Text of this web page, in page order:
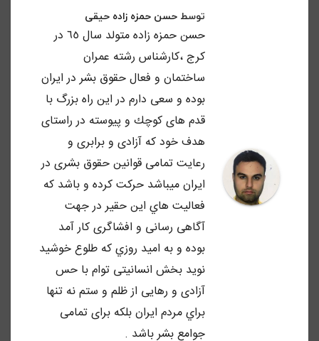
توسط حسن حمزه زاده حیقی
حسن حمزه زاده متولد سال ٦٥ در
كرج ،كارشناس رشته عمران
ساختمان و فعال حقوق بشر در ايران
بوده و سعى دارم در اين راه بزرگ با
قدم هاى كوچك و پيوسته در راستاى
هدف خود كه آزادى و برابرى و
رعايت تمامى قوانين حقوق بشرى در
ايران ميباشد حركت كرده و باشد كه
فعاليت هاي اين حقير در جهت
آگاهى رسانى و افشاگرى كار آمد
بوده و به اميد روزي كه طلوع خوشيد
نويد بخش انسانيتى توام با حس
آزادى و رهايى از ظلم و ستم نه تنها
براي مردم ايران بلكه براى تمامى
جوامع بشر باشد .